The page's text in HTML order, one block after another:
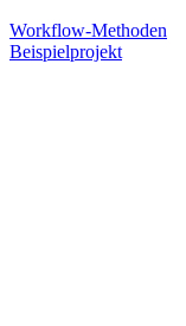
Workflow-Methoden
Beispielprojekt